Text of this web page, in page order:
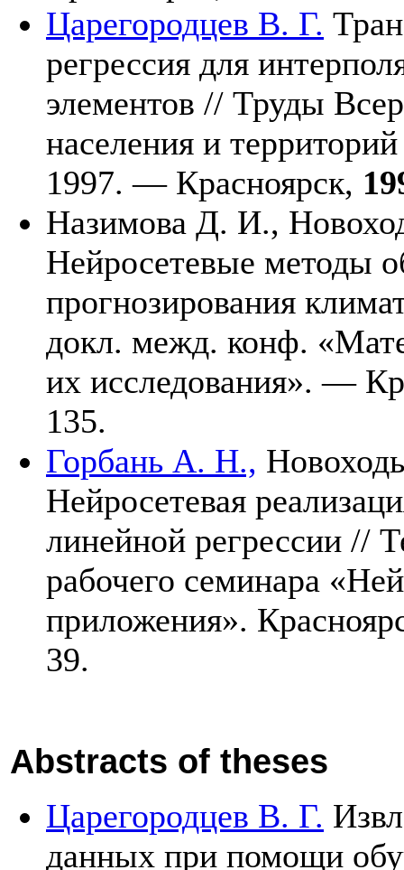
Царегородцев В. Г.
регрессия для
элементов // Труды
населения и
1997. — Красноярск,
Назимова Д. И.,
Нейросетевые методы
прогнозирования
докл. межд. конф.
их исследования». —
135.
Горбань А. Н.,
Нейросетевая
линейной регрессии //
рабочего семинара
приложения».
39.
Abstracts of theses
Царегородцев В. Г.
данных при помощи